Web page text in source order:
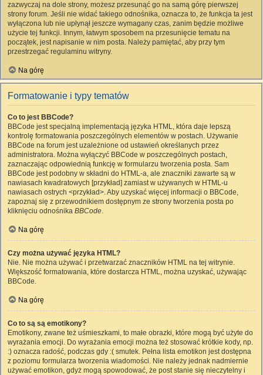
zazwyczaj na dole strony, możesz przesunąć go na samą górę pierwszej
strony forum. Jeśli nie widać takiego odnośnika, oznacza to, że funkcja ta jest
wyłączona lub nie upłynął jeszcze wymagany czas, zanim będzie możliwe
użycie tej funkcji. Innym, łatwym sposobem na przesunięcie tematu na
początek, jest napisanie w nim posta. Należy pamiętać, aby przy tym
przestrzegać regulaminu witryny.
Na górę
Formatowanie i typy tematów
Co to jest BBCode?
BBCode jest specjalną implementacją języka HTML, która daje lepszą
kontrolę formatowania poszczególnych elementów w postach. Używanie
BBCode na forum jest uzależnione od ustawień określanych przez
administratora. Można wyłączyć BBCode w poszczególnych postach,
zaznaczając odpowiednią funkcję w formularzu tworzenia posta. Sam
BBCode jest podobny w składni do HTML-a, ale znaczniki zawarte są w
nawiasach kwadratowych [przykład] zamiast w używanych w HTML-u
nawiasach ostrych <przykład>. Aby uzyskać więcej informacji o BBCode,
zapoznaj się z przewodnikiem dostępnym ze strony tworzenia posta po
kliknięciu odnośnika BBCode.
Na górę
Czy można używać języka HTML?
Nie. Nie można używać i przetwarzać znaczników HTML na tej witrynie.
Większość formatowania, które dostarcza HTML, można uzyskać, używając
BBCode.
Na górę
Co to są są emotikony?
Emotikony, zwane też uśmieszkami, to małe obrazki, które mogą być użyte do
wyrażania emocji. Do wyrażania emocji można też stosować krótkie kody, np.
:) oznacza radość, podczas gdy :( smutek. Pełna lista emotikon jest dostępna
z poziomu formularza tworzenia wiadomości. Nie należy jednak nadmiernie
używać emotikon, gdyż mogą spowodować, że post stanie się nieczytelny i